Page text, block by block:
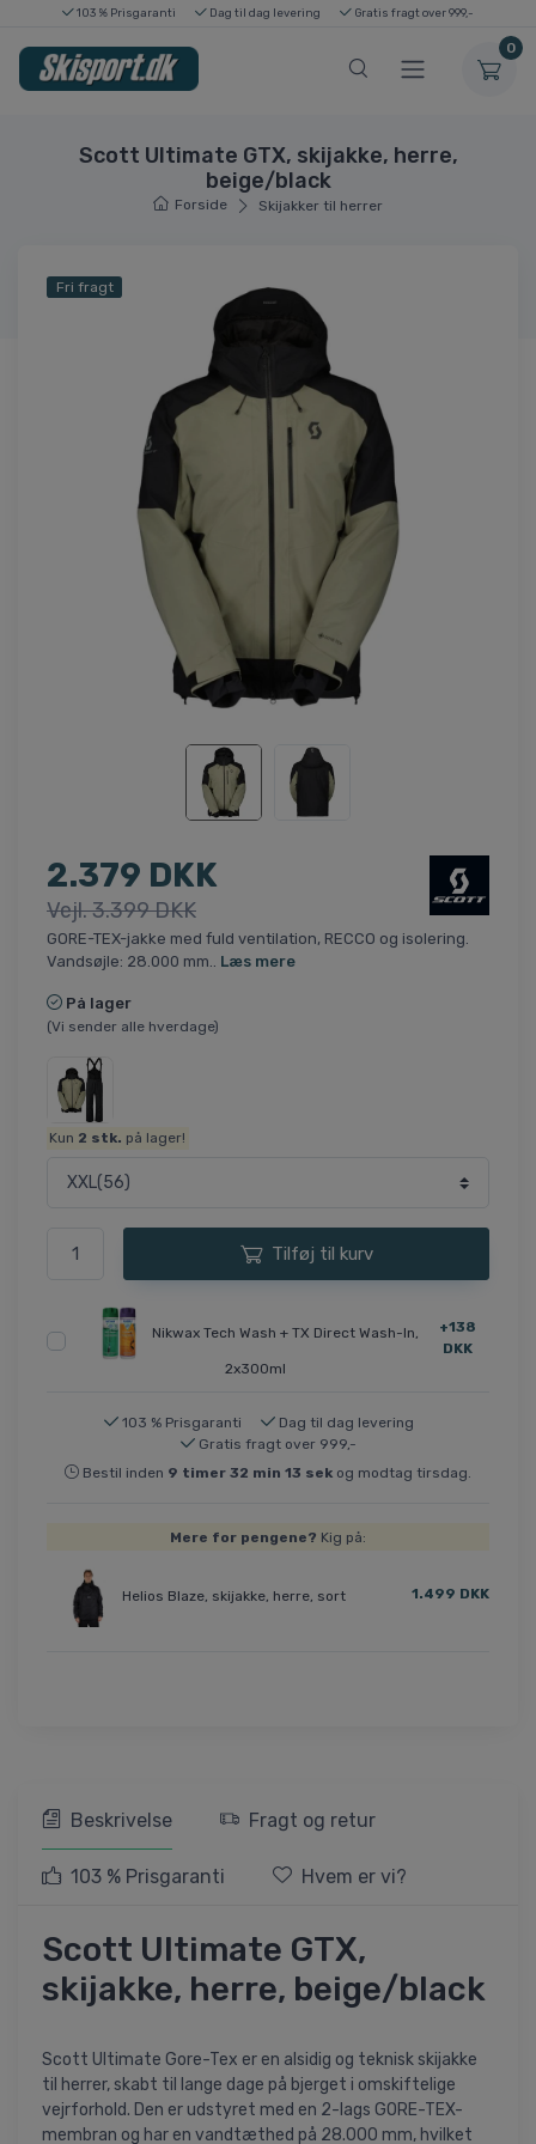
103 % Prisgaranti Dag til dag levering Gratis fragt over 999,-
0
Scott Ultimate GTX, skijakke, herre,
beige/black
Forside Skijakker til herrer
Fri fragt
2.379 DKK
Vejl. 3.399 DKK
GORE-TEX-jakke med fuld ventilation, RECCO og isolering.
Vandsøjle: 28.000 mm.. Læs mere
På lager
(Vi sender alle hverdage)
Kun 2 stk. på lager!
Tilføj til kurv
Nikwax Tech Wash + TX Direct Wash-In,
2x300ml
+138
DKK
103 % Prisgaranti
Dag til dag levering
Gratis fragt over 999,-
Bestil inden 9 timer 32 min 13 sek og modtag tirsdag.
Mere for pengene? Kig på:
Helios Blaze, skijakke, herre, sort 1.499 DKK
Beskrivelse Fragt og retur
103 % Prisgaranti Hvem er vi?
Scott Ultimate GTX,
skijakke, herre, beige/black
Scott Ultimate Gore-Tex er en alsidig og teknisk skijakke
til herrer, skabt til lange dage på bjerget i omskiftelige
vejrforhold. Den er udstyret med en 2-lags GORE-TEX-
membran og har en vandtæthed på 28.000 mm, hvilket